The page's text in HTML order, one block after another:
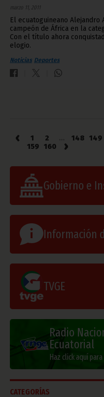
marzo 11, 2011
El ecuatoguineano Alejandro
campeón de África en la
Con el título ahora
elogio.
Noticias Deportes
‹ 1 2 148 149
159 160 ›
Gobierno e
Información
TVGE
Radio
Ecuatorial
Haz click aquí
CATEGORÍAS